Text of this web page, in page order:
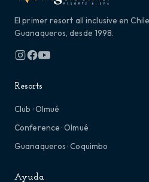
El primer resort all inclusive en
Guanaqueros, desde 1998.
Resorts
Club · Olmué
Conference · Olmué
Guanaqueros · Coquimbo
Ayuda